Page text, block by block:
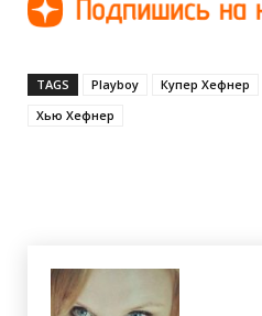
TAGS Playboy Купер Хефнер
Хью Хефнер